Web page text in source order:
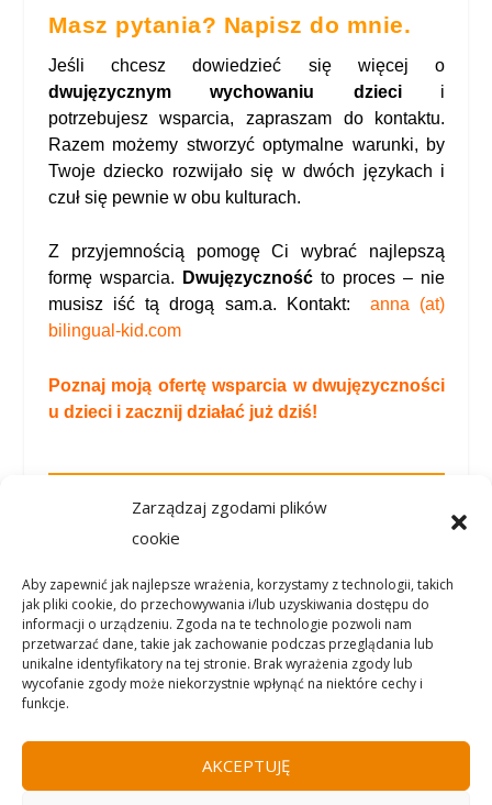
Zarządzaj zgodami plików
cookie
Aby zapewnić jak najlepsze wrażenia, korzystamy z technologii, takich
jak pliki cookie, do przechowywania i/lub uzyskiwania dostępu do
informacji o urządzeniu. Zgoda na te technologie pozwoli nam
przetwarzać dane, takie jak zachowanie podczas przeglądania lub
unikalne identyfikatory na tej stronie. Brak wyrażenia zgody lub
wycofanie zgody może niekorzystnie wpłynąć na niektóre cechy i
funkcje.
AKCEPTUJĘ
Masz pytania? Napisz do mnie.
Jeśli chcesz dowiedzieć się więcej o
dwujęzycznym wychowaniu dziecii
potrzebujesz wsparcia, zapraszam do kontaktu.
Razem możemy stworzyć optymalne warunki, by
Twoje dziecko rozwijało się w dwóch językach i
czuł się pewnie w obu kulturach.
Z przyjemnością pomogę Ci wybrać najlepszą
formę wsparcia.
Dwujęzycznośćto proces – nie
musisz iść tą drogą sam.a. Kontakt:anna (at)
bilingual-kid.com
Poznaj moją ofertę wsparcia w dwujęzyczności
u dzieci i zacznij działać już dziś!
Zapraszam do zapisania sie do
dziecięcej : TUTAJ.